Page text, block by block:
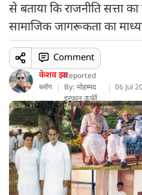
से बताया कि राजनीति सत्ता
सामाजिक जागरूकता का
केशव झा
ब्लॉग
Reported
By: मोहम्मद
इरफान ऊर्फी
06 Jul
Comment